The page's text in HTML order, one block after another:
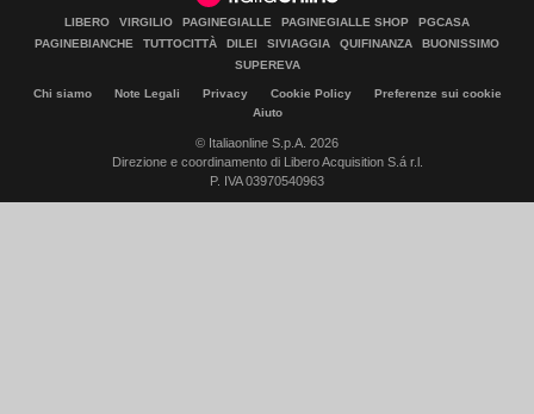
LIBERO VIRGILIO PAGINEGIALLE PAGINEGIALLE SHOP
PGCASA
PAGINEBIANCHE
TUTTOCITTÀ DILEI SIVIAGGIA QUIFINANZA
BUONISSIMO
SUPEREVA
Chi siamo Note Legali Privacy Cookie Policy
Preferenze sui cookie
Aiuto
© Italiaonline S.p.A. 2026
Direzione e coordinamento di Libero Acquisition S.á r.l.
P. IVA 03970540963